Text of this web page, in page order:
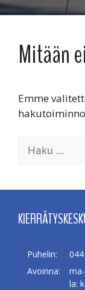
Mitään
Emme
Haku:
Puhelin:
Avoinna:
la: